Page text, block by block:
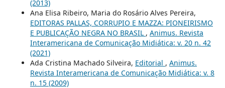
(2013)
Ana Elisa Ribeiro, Maria do Rosário Alves Pereira,
EDITORAS PALLAS, CORRUPIO E MAZZA: PIONEIRISMO
E PUBLICAÇÃO NEGRA NO BRASIL , Animus. Revista
Interamericana de Comunicação Midiática: v. 20 n. 42
(2021)
Ada Cristina Machado Silveira, Editorial , Animus.
Revista Interamericana de Comunicação Midiática: v. 8
n. 15 (2009)